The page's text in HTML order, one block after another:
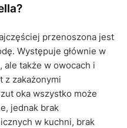
przenoszona jest
Występuje głównie w
ale także w owocach i
z zakażonymi
oka wszystko może
jednak brak
w kuchni, brak